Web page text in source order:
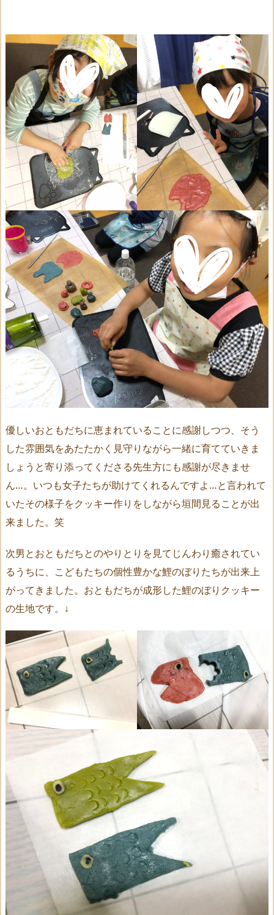
優しいおともだちに恵まれていることに感謝しつつ、そう
した雰囲気をあたたかく見守りながら一緒に育てていきま
しょうと寄り添ってくださる先生方にも感謝が尽きませ
ん…。いつも女子たちが助けてくれるんですよ…と言われて
いたその様子をクッキー作りをしながら垣間見ることが出
来ました。笑
次男とおともだちとのやりとりを見てじんわり癒されてい
るうちに、こどもたちの個性豊かな鯉のぼりたちが出来上
がってきました。おともだちが成形した鯉のぼりクッキー
の生地です。↓